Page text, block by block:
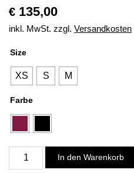
€ 135,00
inkl. MwSt. zzgl. Versandkosten
Size
XS S M
Farbe
Longsleeve
Dress
In den Warenkorb